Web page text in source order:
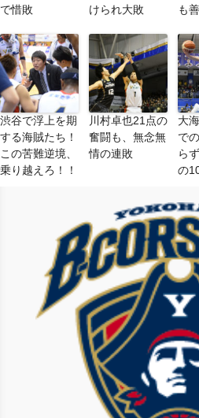
で惜敗
けられ大敗
も
渋谷で浮上を期
する海賊たち！
この苦難逆境、
乗り越えろ！！
川村卓也21点の
奮闘も、無念無
情の連敗
大
で
ら
の